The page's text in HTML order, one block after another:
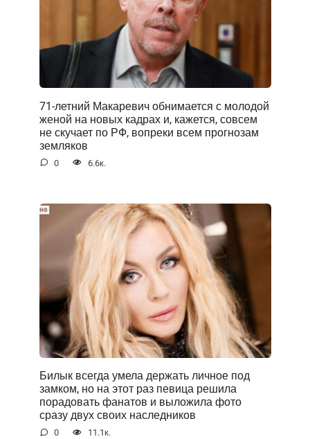
71-летний Макаревич обнимается с молодой
женой на новых кадрах и, кажется, совсем
не скучает по РФ, вопреки всем прогнозам
земляков
0 6.6к.
Билык всегда умела держать личное под
замком, но на этот раз певица решила
порадовать фанатов и выложила фото
сразу двух своих наследников
0 11.1к.